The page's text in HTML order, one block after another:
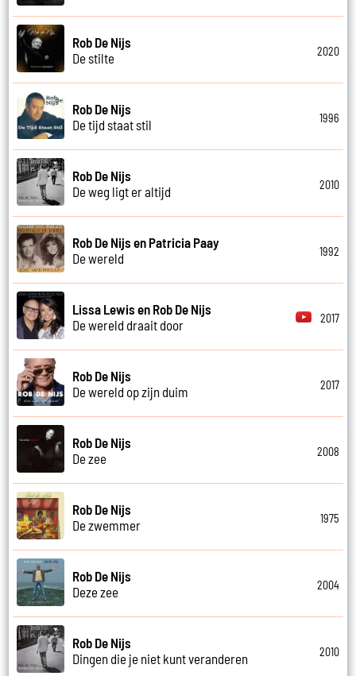
Rob De Nijs
De stilte
2020
Rob De Nijs
De tijd staat stil
1996
Rob De Nijs
De weg ligt er altijd
2010
Rob De Nijs en Patricia Paay
De wereld
1992
Lissa Lewis en Rob De Nijs
De wereld draait door
2017
Rob De Nijs
De wereld op zijn duim
2017
Rob De Nijs
De zee
2008
Rob De Nijs
De zwemmer
1975
Rob De Nijs
Deze zee
2004
Rob De Nijs
Dingen die je niet kunt veranderen
2010